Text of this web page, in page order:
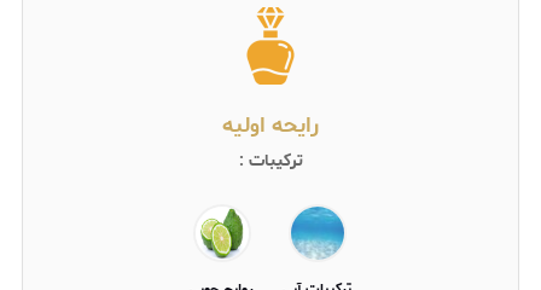
رایحه اولیه
ترکیبات :